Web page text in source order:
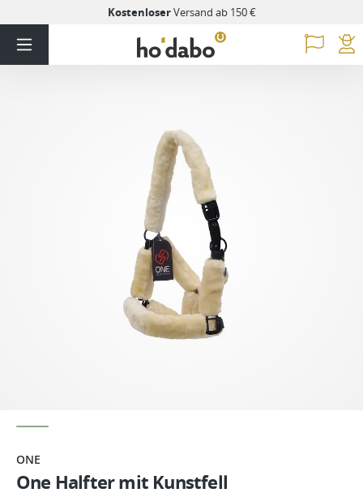
KostenloserVersand ab 150 €
ONE
One Halfter mit Kunstfell